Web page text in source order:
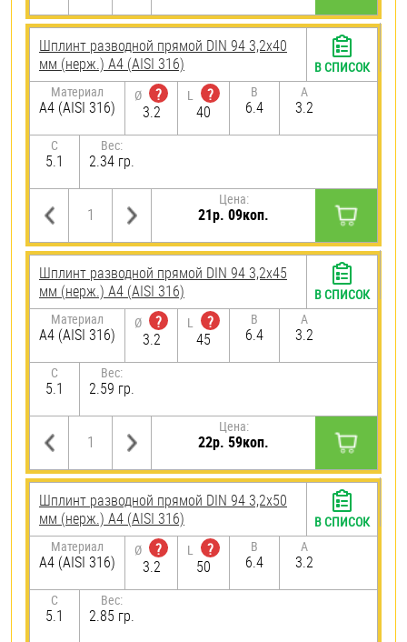
Шплинт разводной прямой DIN 94 3,2х40
мм (нерж.) A4 (AISI 316)
Материал
A4 (AISI 316)
Ø
?
3.2
L
?
40
B
6.4
A
3.2
C
5.1
Вес:
2.34 гр.
Цена:
21р. 09коп.
В СПИСОК
Шплинт разводной прямой DIN 94 3,2х45
мм (нерж.) A4 (AISI 316)
Материал
A4 (AISI 316)
Ø
?
3.2
L
?
45
B
6.4
A
3.2
C
5.1
Вес:
2.59 гр.
Цена:
22р. 59коп.
В СПИСОК
Шплинт разводной прямой DIN 94 3,2х50
мм (нерж.) A4 (AISI 316)
Материал
A4 (AISI 316)
Ø
?
3.2
L
?
50
B
6.4
A
3.2
C
5.1
Вес:
2.85 гр.
В СПИСОК